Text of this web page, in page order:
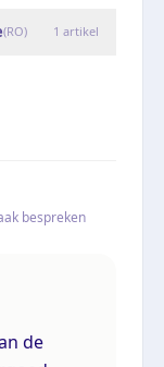
(RO) 1 artikel
bespreken
de